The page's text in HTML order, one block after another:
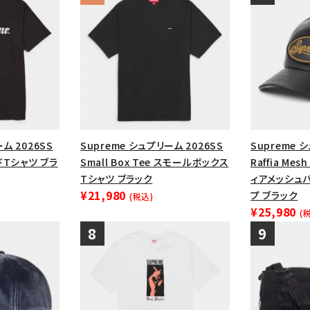
ム 2026SS
シャツ ブラ
Supreme シュプリーム 2026SS
Small Box Tee スモールボックス
Tシャツ ブラック
¥21,980 (税込)
Supreme シ
Raffia
ィアメッシュ
プ ブラック
¥25,980 (